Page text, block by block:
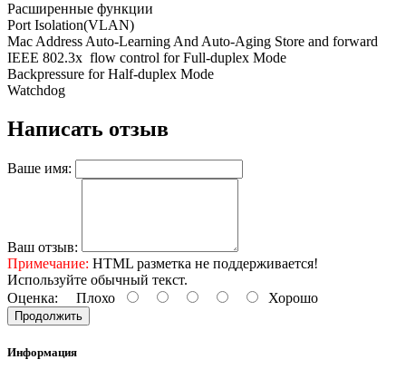
Расширенные функции
Port Isolation(VLAN)
Mac Address Auto-Learning And Auto-Aging Store and forward
IEEE 802.3x flow control for Full-duplex Mode
Backpressure for Half-duplex Mode
Watchdog
Написать отзыв
Ваше имя:
Ваш отзыв:
Примечание: HTML разметка не поддерживается!
Используйте обычный текст.
Оценка: Плохо Хорошо
Продолжить
Информация